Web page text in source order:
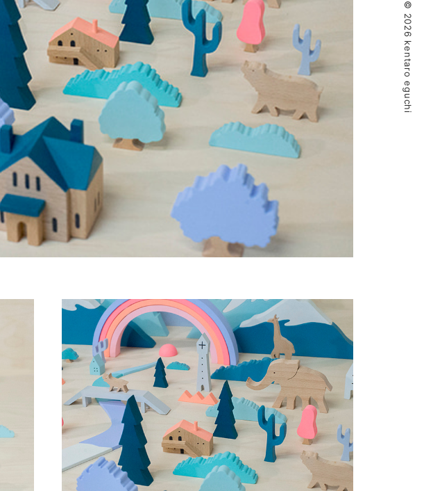
© 2026 kentaro eguchi